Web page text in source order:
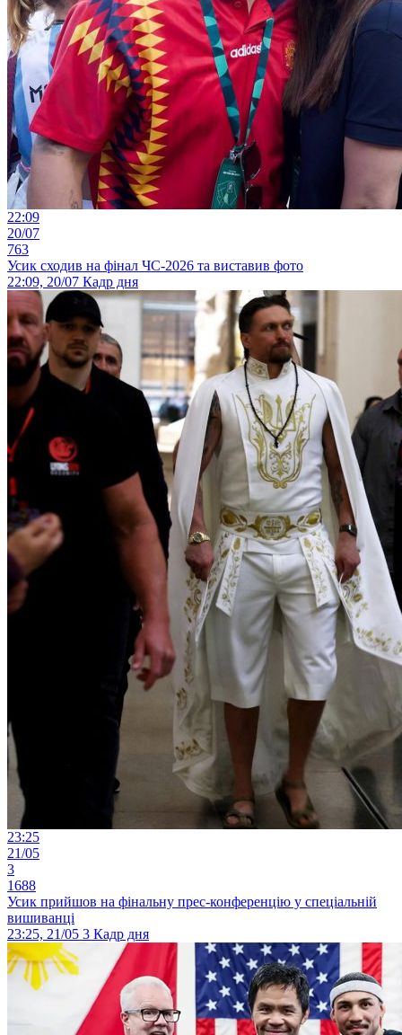
22:09
20/07
763
Усик сходив на фінал ЧС-2026 та виставив фото
22:09, 20/07 Кадр дня
23:25
21/05
3
1688
Усик прийшов на фінальну прес-конференцію у спеціальній
вишиванці
23:25, 21/05 3 Кадр дня